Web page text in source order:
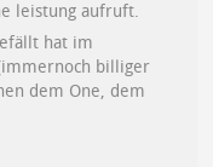
leistung aufruft.
hat im
billiger
dem One, dem